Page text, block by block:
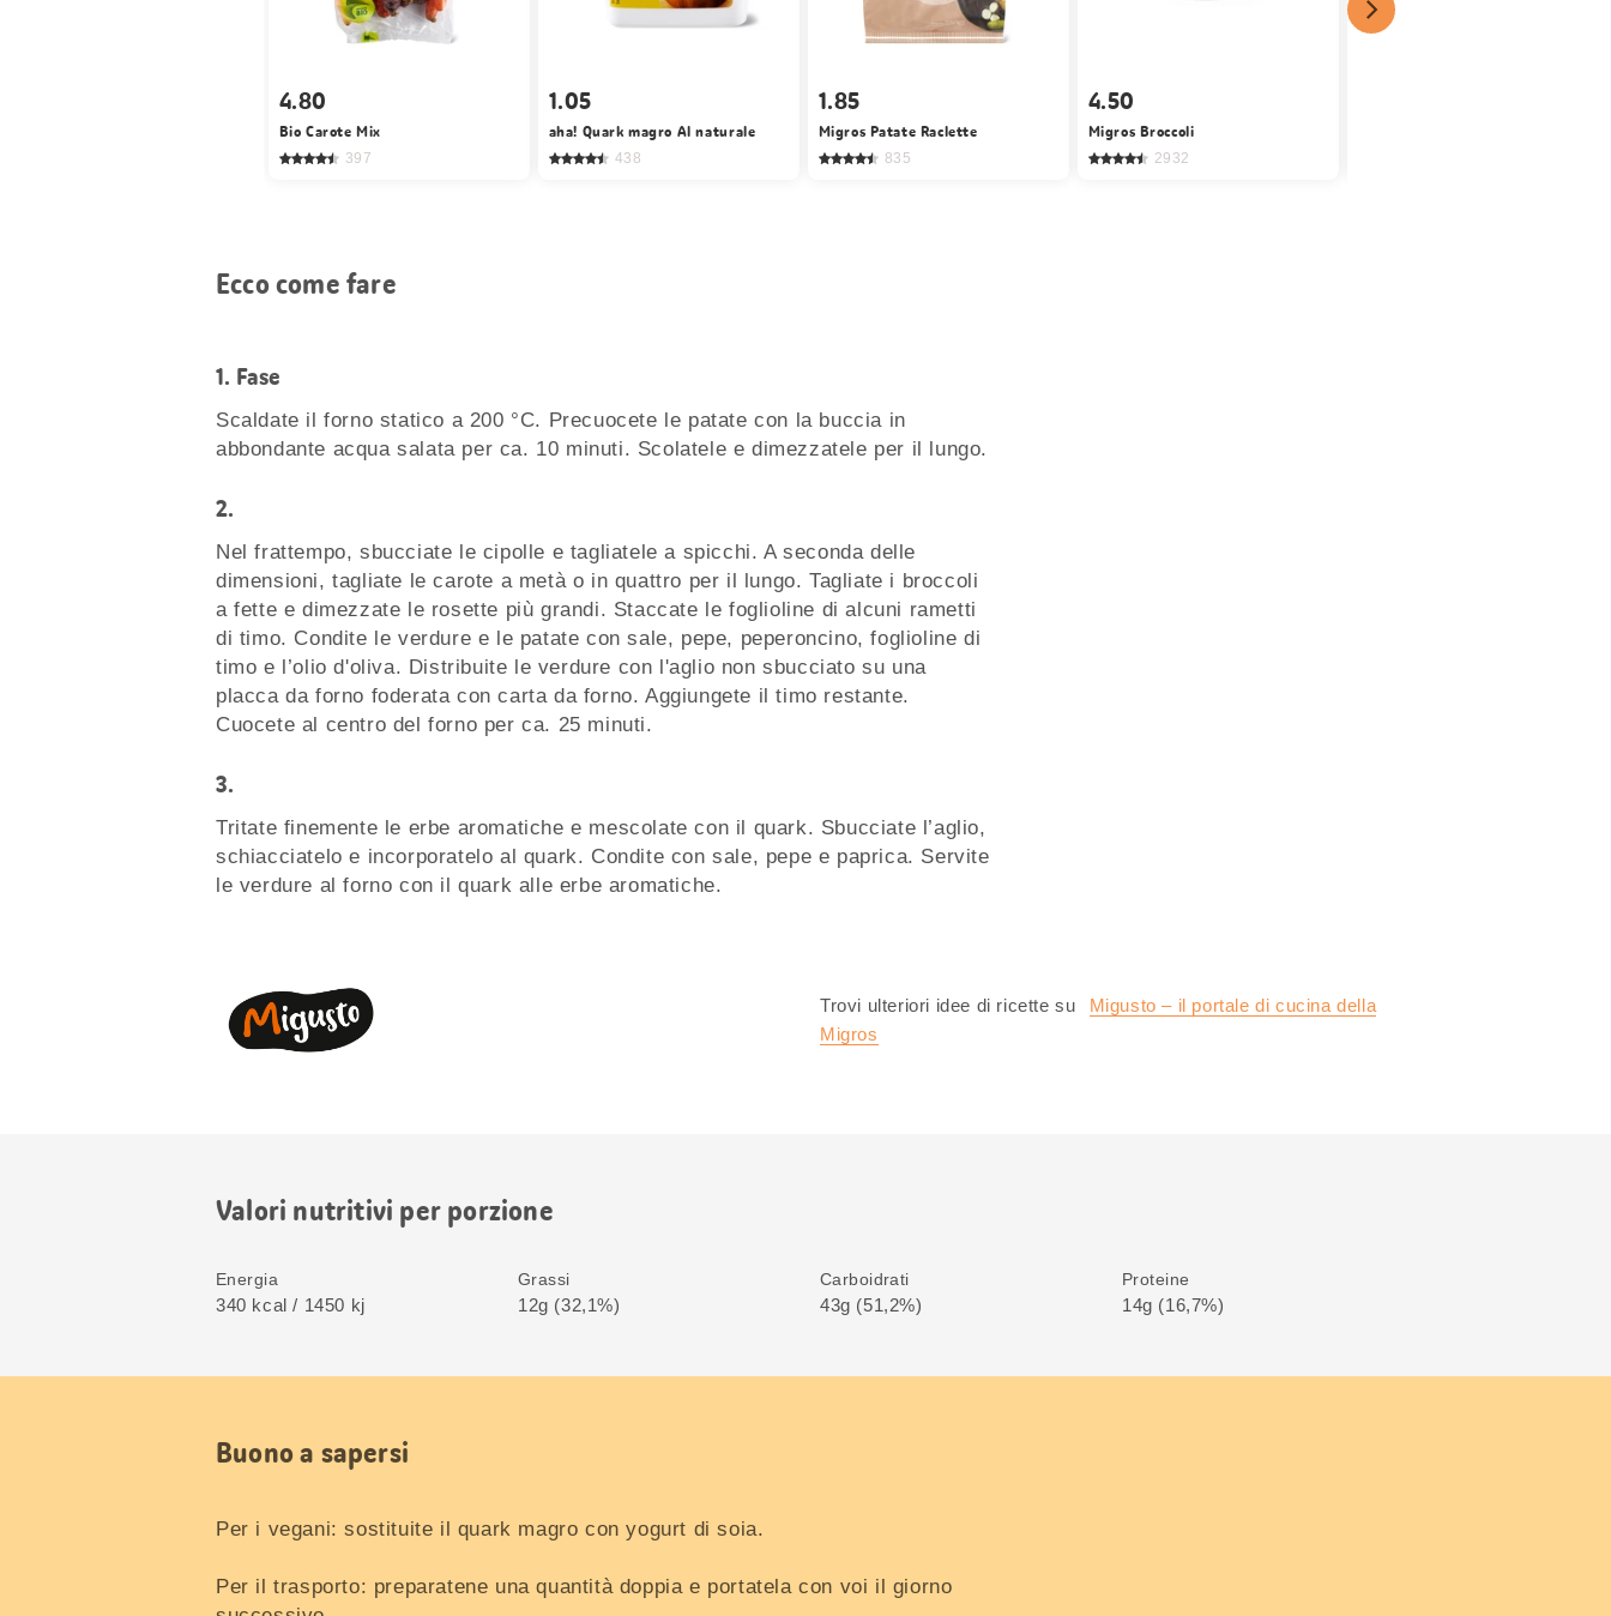
4.80
Bio Carote Mix
397
1.05
aha! Quark magro Al naturale
438
1.85
Migros Patate Raclette
835
4.50
Migros Broccoli
2932
Ecco come fare
1. Fase
Scaldate il forno statico a 200 °C. Precuocete le patate con la buccia in
abbondante acqua salata per ca. 10 minuti. Scolatele e dimezzatele per il lungo.
2.
Nel frattempo, sbucciate le cipolle e tagliatele a spicchi. A seconda delle
dimensioni, tagliate le carote a metà o in quattro per il lungo. Tagliate i broccoli
a fette e dimezzate le rosette più grandi. Staccate le foglioline di alcuni rametti
di timo. Condite le verdure e le patate con sale, pepe, peperoncino, foglioline di
timo e l’olio d'oliva. Distribuite le verdure con l'aglio non sbucciato su una
placca da forno foderata con carta da forno. Aggiungete il timo restante.
Cuocete al centro del forno per ca. 25 minuti.
3.
Tritate finemente le erbe aromatiche e mescolate con il quark. Sbucciate l’aglio,
schiacciatelo e incorporatelo al quark. Condite con sale, pepe e paprica. Servite
le verdure al forno con il quark alle erbe aromatiche.
Trovi ulteriori idee di ricette su
Migusto – il portale di cucina della
Migros
Valori nutritivi per porzione
Energia
340 kcal / 1450 kj
Grassi
12g (32,1%)
Carboidrati
43g (51,2%)
Proteine
14g (16,7%)
Buono a sapersi
Per i vegani: sostituite il quark magro con yogurt di soia.
Per il trasporto: preparatene una quantità doppia e portatela con voi il giorno